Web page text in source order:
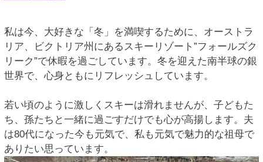
私は今、大好きな「冬」を満喫するために、オーストラ
リア、ビクトリア州にあるスキーリゾート”フォールズク
リーク”で休暇を過ごしています。冬を迎えた南半球の銀
世界で、心身ともにリフレッシュしています。
若い頃のように激しくスキーは滑れませんが、子どもた
ち、孫たちと一緒に過ごすだけでも心が高揚します。夫
は80代になった今も元気で、私も元気で魅力的な祖母で
ありたい思っています。